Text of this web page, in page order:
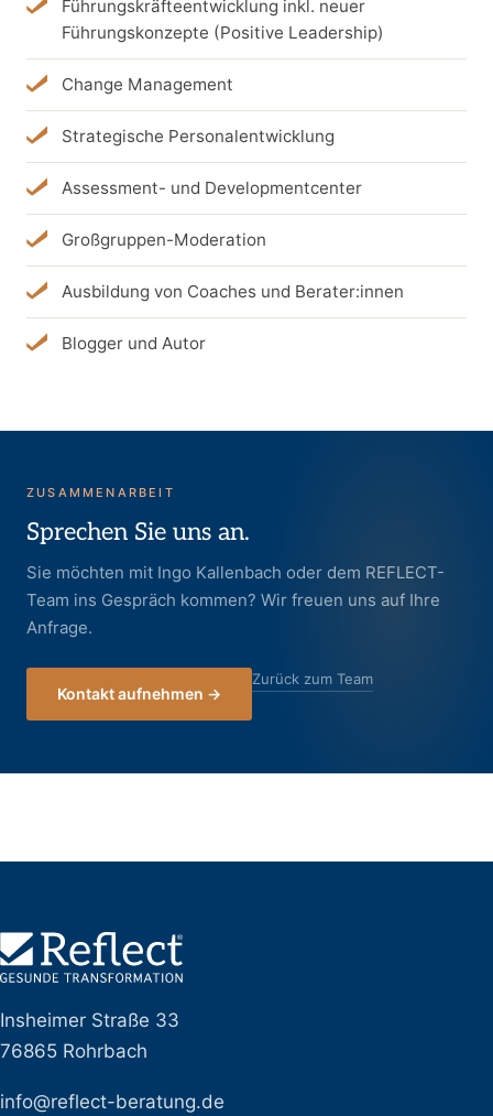
Führungskräfteentwicklung inkl. neuer
Führungskonzepte (Positive Leadership)
Change Management
Strategische Personalentwicklung
Assessment- und Developmentcenter
Großgruppen-Moderation
Ausbildung von Coaches und Berater:innen
Blogger und Autor
ZUSAMMENARBEIT
Sprechen Sie uns an.
Sie möchten mit Ingo Kallenbach oder dem REFLECT-
Team ins Gespräch kommen? Wir freuen uns auf Ihre
Anfrage.
Kontakt aufnehmen →
Zurück zum Team
Insheimer Straße 33
76865 Rohrbach
info@reflect-beratung.de